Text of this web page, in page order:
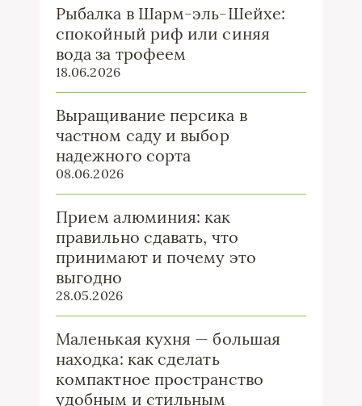
Рыбалка в Шарм-эль-Шейхе:
спокойный риф или синяя
вода за трофеем
18.06.2026
Выращивание персика в
частном саду и выбор
надежного сорта
08.06.2026
Прием алюминия: как
правильно сдавать, что
принимают и почему это
выгодно
28.05.2026
Маленькая кухня — большая
находка: как сделать
компактное пространство
удобным и стильным